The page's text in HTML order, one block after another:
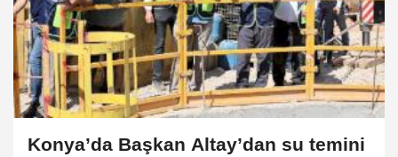
Konya’da Başkan Altay’dan su temini